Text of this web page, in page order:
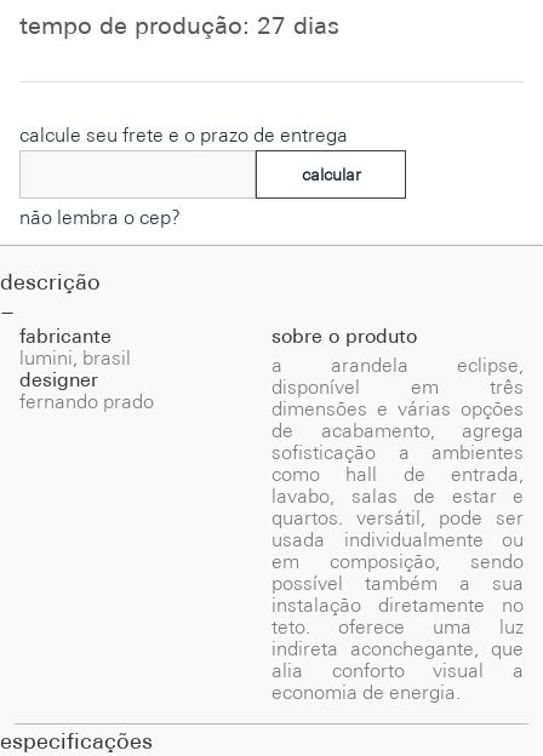
tempo de produção: 27 dias
calcule seu frete e o prazo de entrega
calcular
não lembra o cep?
descrição
fabricante
lumini, brasil
designer
fernando prado
sobre o produto
a arandela eclipse,
disponível em três
dimensões e várias opções
de acabamento, agrega
sofisticação a ambientes
como hall de entrada,
lavabo, salas de estar e
quartos. versátil, pode ser
usada individualmente ou
em composição, sendo
possível também a sua
instalação diretamente no
teto. oferece uma luz
indireta aconchegante, que
alia conforto visual a
economia de energia.
especificações